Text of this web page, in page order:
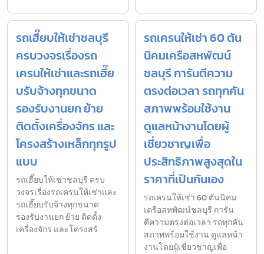
รถเฮี๊ยบให้เช่าชลบุรี
ครบวงจรเรื่องรถ
เครนให้เช่าและรถเฮี๊ย
บรับจ้างทุกขนาด
รองรับงานยก ย้าย
ติดตั้งเครื่องจักร และ
โครงสร้างเหล็กทุกรูป
แบบ
รถเฮี๊ยบให้เช่าชลบุรี ครบ
วงจรเรื่องรถเครนให้เช่าและ
รถเฮี๊ยบรับจ้างทุกขนาด
รองรับงานยก ย้าย ติดตั้ง
เครื่องจักร และโครงสร้
รถเครนให้เช่า 60 ตัน
นิคมเครือสหพัฒน์
ชลบุรี การันตีความ
ตรงต่อเวลา รถทุกคัน
สภาพพร้อมใช้งาน
ดูแลหน้างานโดยผู้
เชี่ยวชาญเพื่อ
ประสิทธิภาพสูงสุดใน
ราคาที่เป็นกันเอง
รถเครนให้เช่า 60 ตันนิคม
เครือสหพัฒน์ชลบุรี การัน
ตีความตรงต่อเวลา รถทุกคัน
สภาพพร้อมใช้งาน ดูแลหน้า
งานโดยผู้เชี่ยวชาญเพื่อ